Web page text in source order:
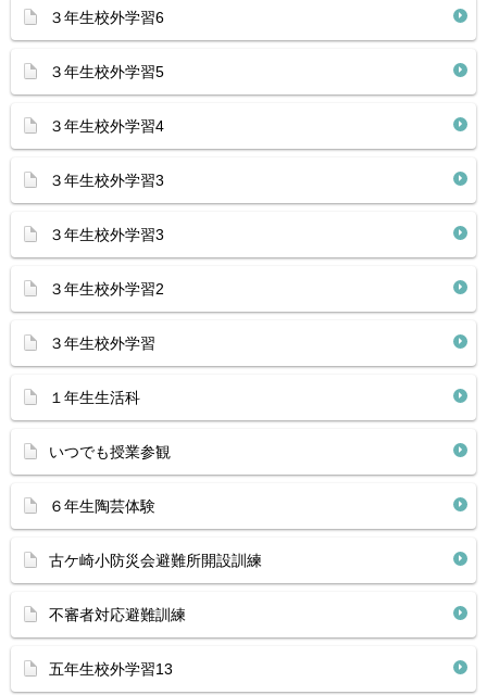
３年生校外学習6
３年生校外学習5
３年生校外学習4
３年生校外学習3
３年生校外学習3
３年生校外学習2
３年生校外学習
１年生生活科
いつでも授業参観
６年生陶芸体験
古ケ崎小防災会避難所開設訓練
不審者対応避難訓練
五年生校外学習13